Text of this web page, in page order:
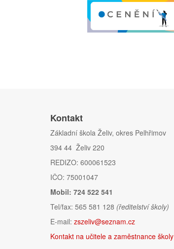
Kontakt
Základní škola Želiv, okres Pelhřimov
394 44 Želiv 220
REDIZO: 600061523
IČO: 75001047
Mobil: 724 522 541
Tel/fax: 565 581 128 (ředitelství školy)
E-mail: zszeliv@seznam.cz
Kontakt na učitele a zaměstnance školy